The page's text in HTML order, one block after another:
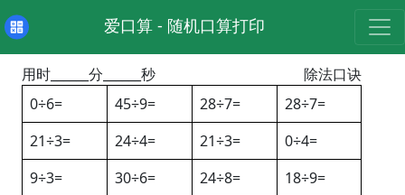
爱口算 - 随机口算打印
用时______分______秒
除法口诀
0÷6=
45÷9= 28÷7=
28÷7=
21÷3=
24÷4= 21÷3=
0÷4=
9÷3=
30÷6= 24÷8=
18÷9=